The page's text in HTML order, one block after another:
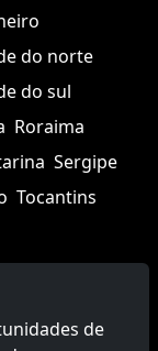
do norte
do sul
Roraima
Sergipe
Tocantins
de